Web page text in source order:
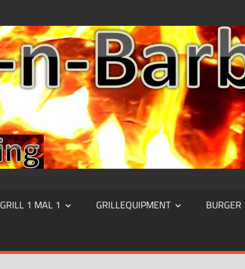
GRILL 1 MAL 1 GRILLEQUIPMENT BURGER